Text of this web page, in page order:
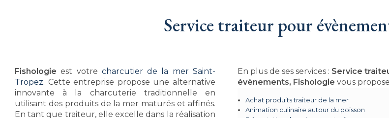
Service traiteur pour
Fishologie est votre charcutier de la mer Saint-
Tropez. Cette entreprise propose une alternative
innovante à la charcuterie traditionnelle en
utilisant des produits de la mer maturés et affinés.
En tant que traiteur, elle excelle dans la réalisation
En plus de ses services : Service
évènements, Fishologie vous
Achat produits traiteur de la mer
Animation culinaire autour du poisson